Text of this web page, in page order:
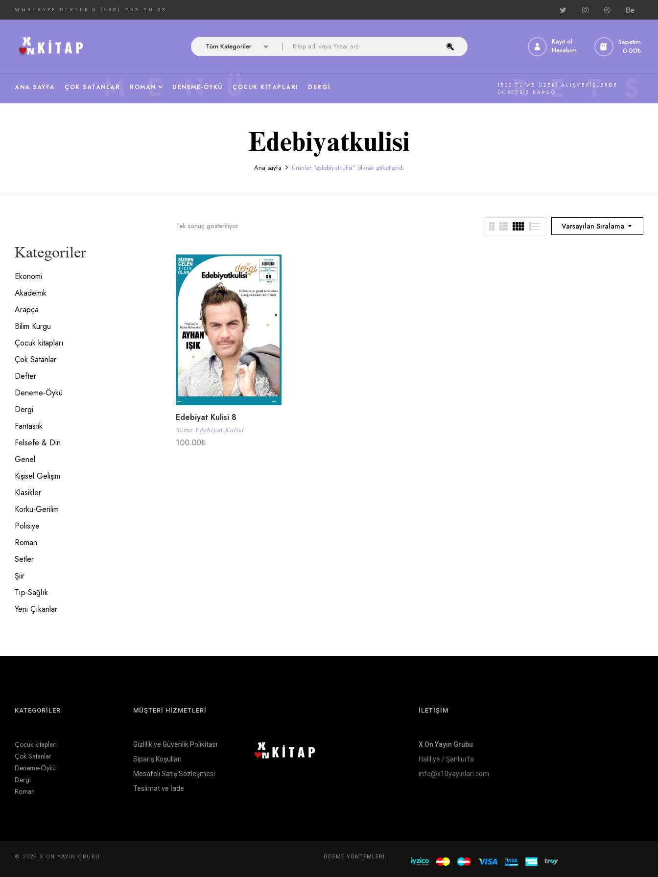
WHATSAPP DESTEK 0 (543) 283 20 83
Tüm Kategoriler
Kayıt ol
Hesabım
Sepetim
0.00₺
ANA SAYFA ÇOK SATANLAR ROMAN DENEME-ÖYKÜ ÇOCUK KITAPLARI DERGI
MENÜ
1500 TL VE ÜZERI ALIŞVERIŞLERDE
ÜCRETSIZ KARGO
Edebiyatkulisi
Ana sayfa Ürünler “edebiyatkulisi” olarak etiketlendi
Kategoriler
Ekonomi
Akademik
Arapça
Bilim Kurgu
Çocuk kitapları
Çok Satanlar
Defter
Deneme-Öykü
Dergi
Fantastik
Felsefe & Din
Genel
Kişisel Gelişim
Klasikler
Korku-Gerilim
Polisiye
Roman
Setler
Şiir
Tıp-Sağlık
Yeni Çıkanlar
Varsayılan Sıralama
Tek sonuç gösteriliyor
Edebiyat Kulisi 8
Yazar Edebiyat Kulisi
100.00₺
KATEGORİLER
Çocuk kitapları
Çok Satanlar
Deneme-Öykü
Dergi
Roman
MÜŞTERİ HİZMETLERİ
Gizlilik ve Güvenlik Polikitası
Sipariş Koşulları
Mesafeli Satış Sözleşmesi
Teslimat ve İade
İLETİŞİM
X On Yayın Grubu
Haliliye / Şanlıurfa
info@x10yayinlari.com
© 2024 X ON YAYIN GRUBU ÖDEME YÖNTEMLERI: